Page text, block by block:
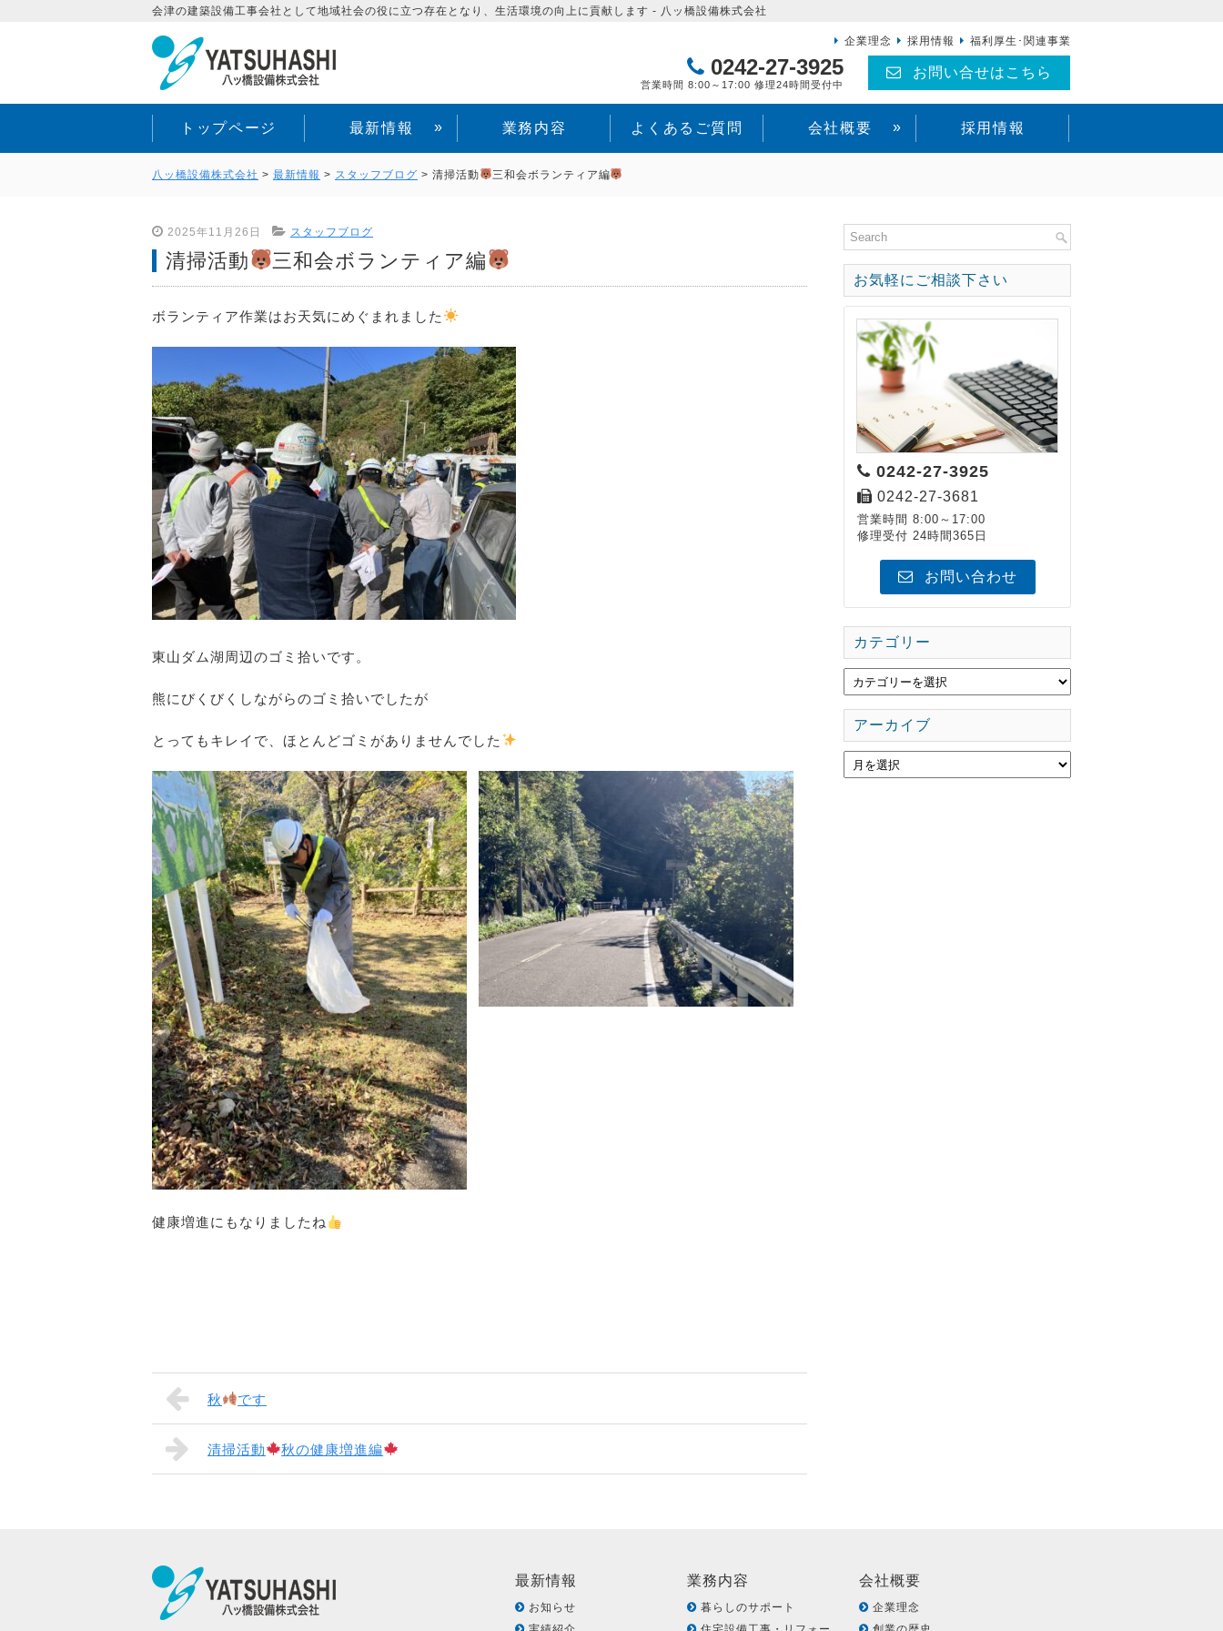
会津の建築設備工事会社として地域社会の役に立つ存在となり、生活環境の向上に貢献します - 八ッ橋設備株式会社
福利厚生･関連事業
採用情報
企業理念
0242-27-3925
営業時間 8:00～17:00 修理24時間受付中
お問い合せはこちら
トップページ 最新情報 » 業務内容 よくあるご質問 会社概要 » 採用情報
八ッ橋設備株式会社 > 最新情報 > スタッフブログ > 清掃活動 三和会ボランティア編
2025年11月26日 スタッフブログ
清掃活動 三和会ボランティア編
ボランティア作業はお天気にめぐまれました
東山ダム湖周辺のゴミ拾いです。
熊にびくびくしながらのゴミ拾いでしたが
とってもキレイで、ほとんどゴミがありませんでした
健康増進にもなりましたね
秋 です
清掃活動 秋の健康増進編
お気軽にご相談下さい
0242-27-3925
0242-27-3681
営業時間 8:00～17:00
修理受付 24時間365日
お問い合わせ
カテゴリー
アーカイブ
最新情報
お知らせ
業務内容
暮らしのサポート
会社概要
企業理念